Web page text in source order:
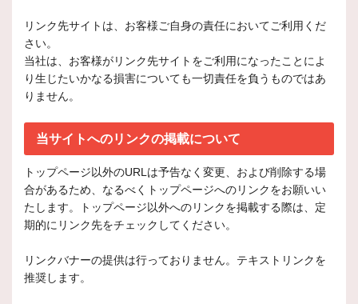
リンク先サイトは、お客様ご自身の責任においてご利用くだ
さい。
当社は、お客様がリンク先サイトをご利用になったことによ
り生じたいかなる損害についても一切責任を負うものではあ
りません。
当サイトへのリンクの掲載について
トップページ以外のURLは予告なく変更、および削除する場
合があるため、なるべくトップページへのリンクをお願いい
たします。トップページ以外へのリンクを掲載する際は、定
期的にリンク先をチェックしてください。
リンクバナーの提供は行っておりません。テキストリンクを
推奨します。